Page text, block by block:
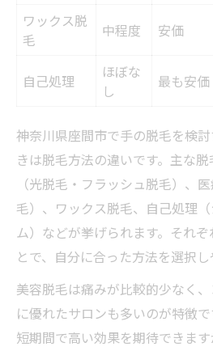
ワックス脱
毛
中程度 安価
自己処理
ほぼな
し
最も安価
神奈川県座間市で手の脱毛を検
きは脱毛方法の違いです。主な
（光脱毛・フラッシュ脱毛）、
毛）、ワックス脱毛、自己処理
ム）などが挙げられます。それ
とで、自分に合った方法を選択し
美容脱毛は痛みが比較的少なく
に優れたサロンも多いのが特徴
短期間で高い効果を期待できま